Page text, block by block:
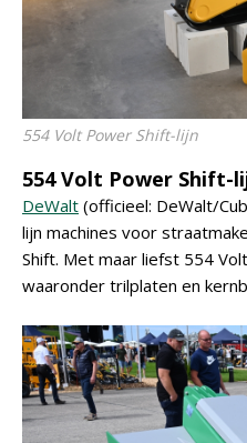
554 Volt Power Shift-lijn
554 Volt Power Shift-
DeWalt (officieel: DeWalt/
lijn machines voor
Shift. Met maar liefst 554
waaronder trilplaten en